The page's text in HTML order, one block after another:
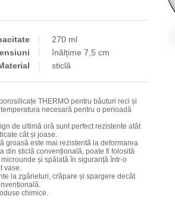
270 ml
înălțime 7,5 cm
sticlă
THERMO pentru băuturi reci și
necesară pentru o perioadă
de ultimă oră sunt perfect rezistente atât
cât și joase.
groasă este mai rezistentă la deformarea
din sticlă convențională, poate fi folosită
și spălată în siguranță într-o
vase.
la zgârieturi, crăpare și spargere decât
chimice.